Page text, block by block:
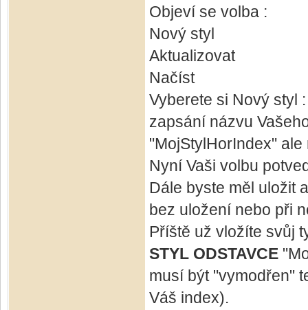
Objeví se volba :
Nový styl
Aktualizovat
Načíst
Vyberete si Nový styl
zapsání názvu
"MojStylHorIndex"
Nyní Vaši volbu
Dále byste měl uložit
bez uložení nebo při
Příště už vložíte svůj
STYL ODSTAVCE
musí být "vymodřen"
Váš index).